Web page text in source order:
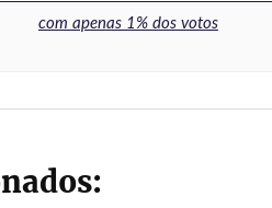
com apenas 1% dos votos